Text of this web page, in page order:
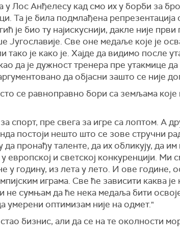
у ЛосАнђелесу кад смо их у борби за
Та је била подмлађена
је био ту најискуснији, дакле није
Све оне медаље које је
је како је. Хајде да видимо после
да је дужност тренера пре утакмице
да објасни зашто се није
се равноправно бори са земљама
спорт, пре свега за игре са лоптом. А
постоји нешто што се зове стручни
пронађу таленте, да их обликују, да
европској и светској конкуренцији. Ми
у годину, из лета у лето. И ове године,
играма. Све ће зависити каква
не сумњам да ће нека медаља бити
умерени оптимизам није на одмет."
бизнис, али да се на те околности